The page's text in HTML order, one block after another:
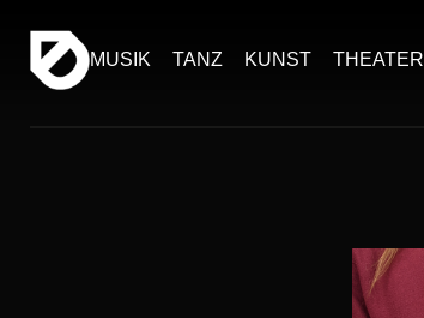
MUSIK TANZ KUNST THEATER